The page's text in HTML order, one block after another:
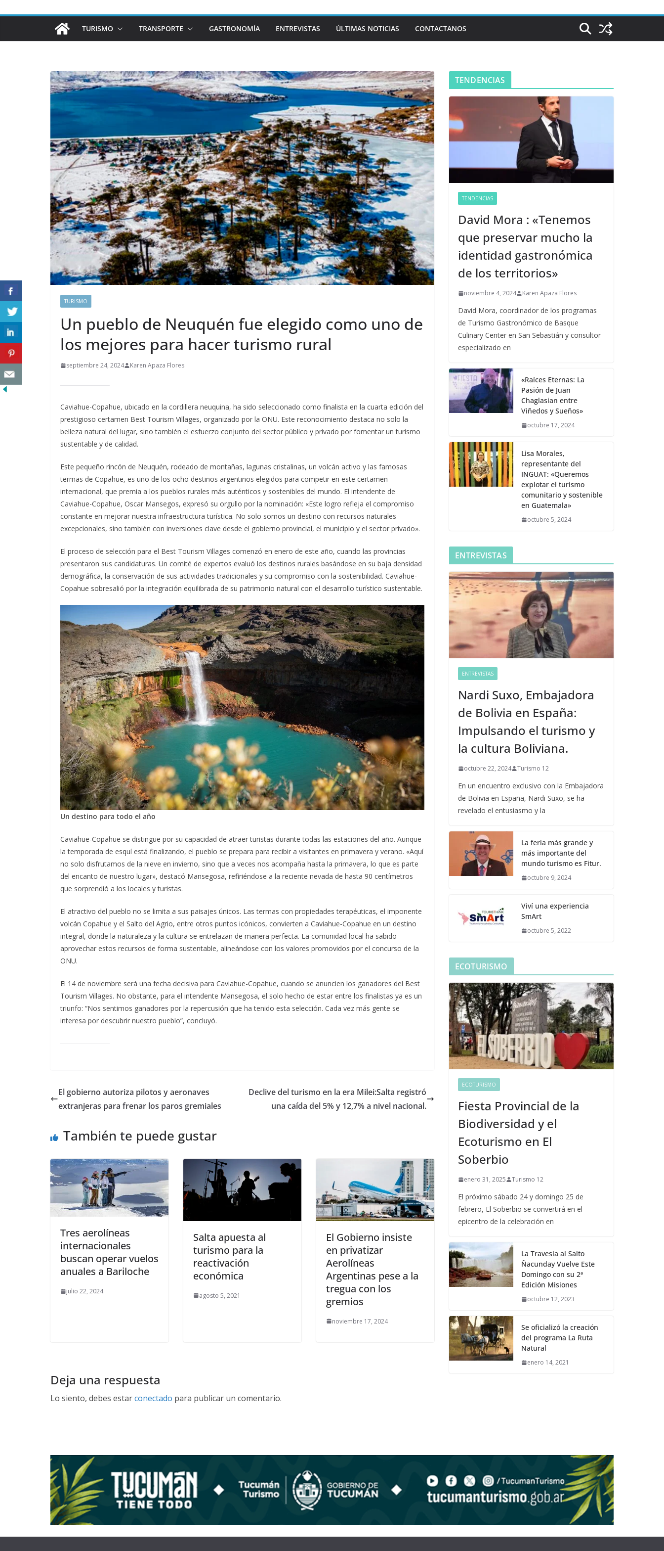
TURISMO TRANSPORTE GASTRONOMÍA ENTREVISTAS ÚLTIMAS NOTICIAS CONTACTANOS
TURISMO
Un pueblo de Neuquén fue elegido como uno de
los mejores para hacer turismo rural
septiembre 24, 2024 Karen Apaza Flores
Caviahue-Copahue, ubicado en la cordillera neuquina, ha sido seleccionado como finalista en la cuarta edición del
prestigioso certamen Best Tourism Villages, organizado por la ONU. Este reconocimiento destaca no solo la
belleza natural del lugar, sino también el esfuerzo conjunto del sector público y privado por fomentar un turismo
sustentable y de calidad.
Este pequeño rincón de Neuquén, rodeado de montañas, lagunas cristalinas, un volcán activo y las famosas
termas de Copahue, es uno de los ocho destinos argentinos elegidos para competir en este certamen
internacional, que premia a los pueblos rurales más auténticos y sostenibles del mundo. El intendente de
Caviahue-Copahue, Oscar Mansegos, expresó su orgullo por la nominación: «Este logro refleja el compromiso
constante en mejorar nuestra infraestructura turística. No solo somos un destino con recursos naturales
excepcionales, sino también con inversiones clave desde el gobierno provincial, el municipio y el sector privado».
El proceso de selección para el Best Tourism Villages comenzó en enero de este año, cuando las provincias
presentaron sus candidaturas. Un comité de expertos evaluó los destinos rurales basándose en su baja densidad
demográfica, la conservación de sus actividades tradicionales y su compromiso con la sostenibilidad. Caviahue-
Copahue sobresalió por la integración equilibrada de su patrimonio natural con el desarrollo turístico sustentable.
Un destino para todo el año
Caviahue-Copahue se distingue por su capacidad de atraer turistas durante todas las estaciones del año. Aunque
la temporada de esquí está finalizando, el pueblo se prepara para recibir a visitantes en primavera y verano. «Aquí
no solo disfrutamos de la nieve en invierno, sino que a veces nos acompaña hasta la primavera, lo que es parte
del encanto de nuestro lugar», destacó Mansegosa, refiriéndose a la reciente nevada de hasta 90 centímetros
que sorprendió a los locales y turistas.
El atractivo del pueblo no se limita a sus paisajes únicos. Las termas con propiedades terapéuticas, el imponente
volcán Copahue y el Salto del Agrio, entre otros puntos icónicos, convierten a Caviahue-Copahue en un destino
integral, donde la naturaleza y la cultura se entrelazan de manera perfecta. La comunidad local ha sabido
aprovechar estos recursos de forma sustentable, alineándose con los valores promovidos por el concurso de la
ONU.
El 14 de noviembre será una fecha decisiva para Caviahue-Copahue, cuando se anuncien los ganadores del Best
Tourism Villages. No obstante, para el intendente Mansegosa, el solo hecho de estar entre los finalistas ya es un
triunfo: “Nos sentimos ganadores por la repercusión que ha tenido esta selección. Cada vez más gente se
interesa por descubrir nuestro pueblo”, concluyó.
El gobierno autoriza pilotos y aeronaves
extranjeras para frenar los paros gremiales
Declive del turismo en la era Milei:Salta registró
una caída del 5% y 12,7% a nivel nacional.
También te puede gustar
Tres aerolíneas
internacionales
buscan operar vuelos
anuales a Bariloche
julio 22, 2024
Salta apuesta al
turismo para la
reactivación
económica
agosto 5, 2021
El Gobierno insiste
en privatizar
Aerolíneas
Argentinas pese a la
tregua con los
gremios
noviembre 17, 2024
Deja una respuesta
Lo siento, debes estarconectado para publicar un comentario.
TENDENCIAS
TENDENCIAS
David Mora : «Tenemos
que preservar mucho la
identidad gastronómica
de los territorios»
noviembre 4, 2024 Karen Apaza Flores
David Mora, coordinador de los programas
de Turismo Gastronómico de Basque
Culinary Center en San Sebastián y consultor
especializado en
«Raíces Eternas: La
Pasión de Juan
Chaglasian entre
Viñedos y Sueños»
octubre 17, 2024
Lisa Morales,
representante del
INGUAT: «Queremos
explotar el turismo
comunitario y sostenible
en Guatemala»
octubre 5, 2024
ENTREVISTAS
ENTREVISTAS
Nardi Suxo, Embajadora
de Bolivia en España:
Impulsando el turismo y
la cultura Boliviana.
octubre 22, 2024 Turismo 12
En un encuentro exclusivo con la Embajadora
de Bolivia en España, Nardi Suxo, se ha
revelado el entusiasmo y la
La feria más grande y
más importante del
mundo turismo es Fitur.
octubre 9, 2024
Viví una experiencia
SmArt
octubre 5, 2022
ECOTURISMO
ECOTURISMO
Fiesta Provincial de la
Biodiversidad y el
Ecoturismo en El
Soberbio
enero 31, 2025 Turismo 12
El próximo sábado 24 y domingo 25 de
febrero, El Soberbio se convertirá en el
epicentro de la celebración en
La Travesía al Salto
Ñacunday Vuelve Este
Domingo con su 2ª
Edición Misiones
octubre 12, 2023
Se oficializó la creación
del programa La Ruta
Natural
enero 14, 2021